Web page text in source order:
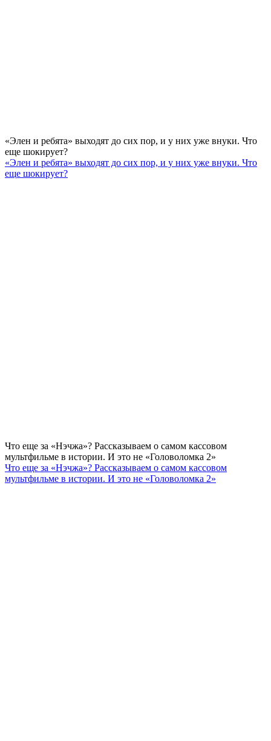
«Элен и ребята» выходят до сих пор, и у них уже внуки. Что
еще шокирует?
«Элен и ребята» выходят до сих пор, и у них уже внуки. Что
еще шокирует?
Что еще за «Нэчжа»? Рассказываем о самом кассовом
мультфильме в истории. И это не «Головоломка 2»
Что еще за «Нэчжа»? Рассказываем о самом кассовом
мультфильме в истории. И это не «Головоломка 2»